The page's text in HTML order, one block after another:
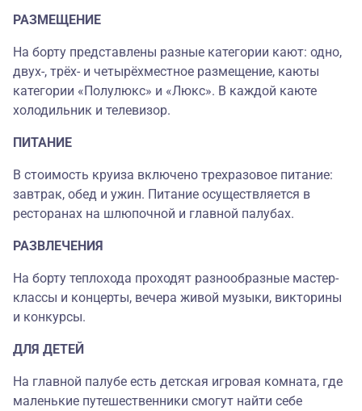
РАЗМЕЩЕНИЕ
На борту представлены разные категории кают: одно,
двух-, трёх- и четырёхместное размещение, каюты
категории «Полулюкс» и «Люкс». В каждой каюте
холодильник и телевизор.
ПИТАНИЕ
В стоимость круиза включено трехразовое питание:
завтрак, обед и ужин. Питание осуществляется в
ресторанах на шлюпочной и главной палубах.
РАЗВЛЕЧЕНИЯ
На борту теплохода проходят разнообразные мастер-
классы и концерты, вечера живой музыки, викторины
и конкурсы.
ДЛЯ ДЕТЕЙ
На главной палубе есть детская игровая комната, где
маленькие путешественники смогут найти себе